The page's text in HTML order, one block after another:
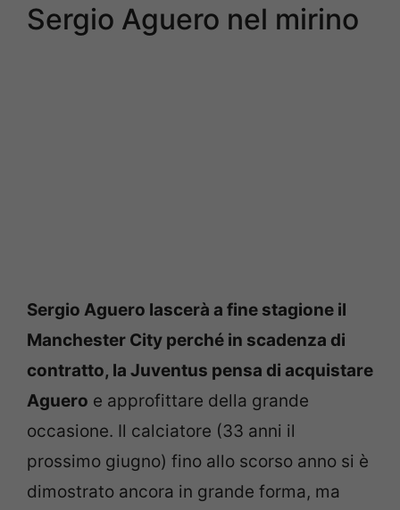
Sergio Aguero nel mirino
Sergio Aguero lascerà a fine stagione il
Manchester City perché in scadenza di
contratto, la Juventus pensa di acquistare
Aguero e approfittare della grande
occasione. Il calciatore (33 anni il
prossimo giugno) fino allo scorso anno si è
dimostrato ancora in grande forma, ma